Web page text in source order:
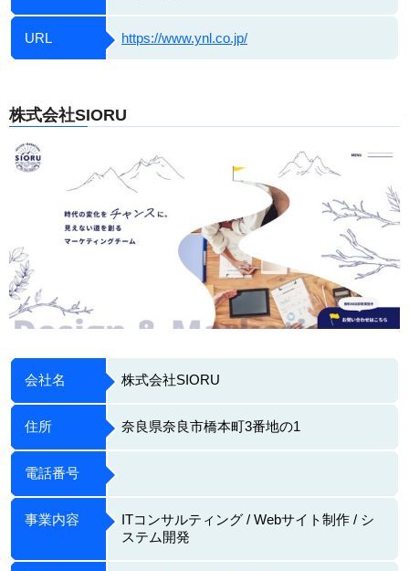
URL https://www.ynl.co.jp/
株式会社SIORU
会社名 株式会社SIORU
住所 奈良県奈良市橋本町3番地の1
電話番号
事業内容
ITコンサルティング / Webサイト制作 / シ
ステム開発